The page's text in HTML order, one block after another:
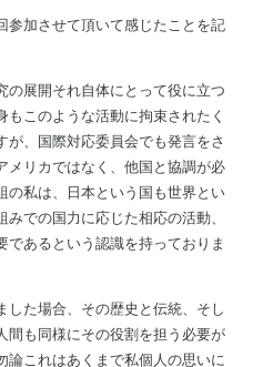
参加させて頂いて感じたことを記
の展開それ自体にとって役に立つ
このような活動に拘束されたく
、国際対応委員会でも発言をさ
メリカではなく、他国と協調が必
の私は、日本という国も世界とい
での国力に応じた相応の活動、
あるという認識を持っておりま
した場合、その歴史と伝統、そし
間も同様にその役割を担う必要が
論これはあくまで私個人の思いに